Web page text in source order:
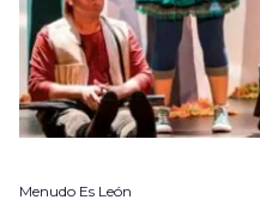
Menudo Es León